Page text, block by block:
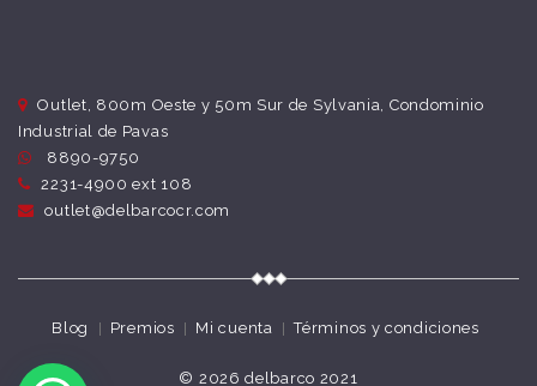
Outlet, 800m Oeste y 50m Sur de Sylvania, Condominio
Industrial de Pavas
8890-9750
2231-4900 ext 108
outlet@delbarcocr.com
Blog Premios Mi cuenta Términos y condiciones
© 2026delbarco 2021